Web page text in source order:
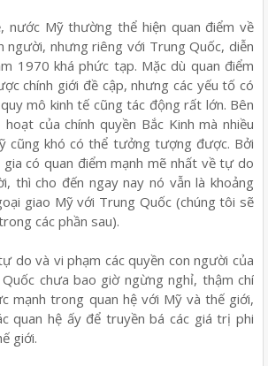
nước Mỹ thường thể hiện quan điểm về
người, nhưng riêng với Trung Quốc, diễn
1970 khá phức tạp. Mặc dù quan điểm
chính giới đề cập, nhưng các yếu tố có
mô kinh tế cũng tác động rất lớn. Bên
của chính quyền Bắc Kinh mà nhiều
cũng khó có thể tưởng tượng được. Bởi
có quan điểm mạnh mẽ nhất về tự do
thì cho đến ngay nay nó vẫn là khoảng
giao Mỹ với Trung Quốc (chúng tôi sẽ
các phần sau).
do và vi phạm các quyền con người của
chưa bao giờ ngừng nghỉ, thậm chí
mạnh trong quan hệ với Mỹ và thế giới,
quan hệ ấy để truyền bá các giá trị phi
giới.